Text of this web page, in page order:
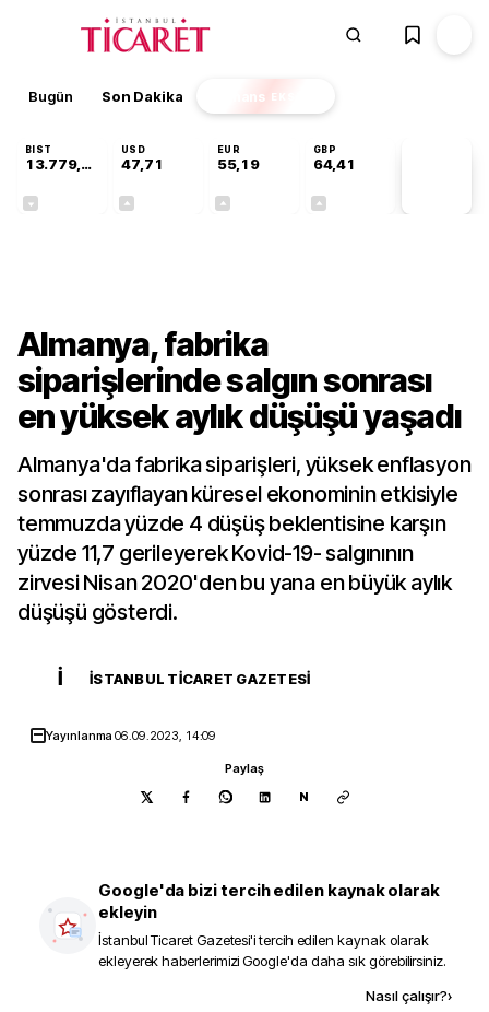
Bugün Son Dakika Finans EKSTRA
BIST
13.779,39
USD
47,71
EUR
55,19
GBP
64,41
Almanya, fabrika
siparişlerinde salgın sonrası
en yüksek aylık düşüşü yaşadı
Almanya'da fabrika siparişleri, yüksek enflasyon
sonrası zayıflayan küresel ekonominin etkisiyle
temmuzda yüzde 4 düşüş beklentisine karşın
yüzde 11,7 gerileyerek Kovid-19- salgınının
zirvesi Nisan 2020'den bu yana en büyük aylık
düşüşü gösterdi.
İ İSTANBUL TICARET GAZETESI
Yayınlanma06.09.2023, 14:09
Paylaş
N
Google'da bizi tercih edilen kaynak olarak
ekleyin
İstanbul Ticaret Gazetesi'i tercih edilen kaynak olarak
ekleyerek haberlerimizi Google'da daha sık görebilirsiniz.
Nasıl çalışır?›